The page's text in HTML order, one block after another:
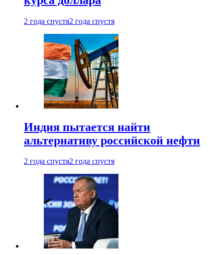
2 года спустя2 года спустя
Индия пытается найти
альтернативу российской нефти
2 года спустя2 года спустя